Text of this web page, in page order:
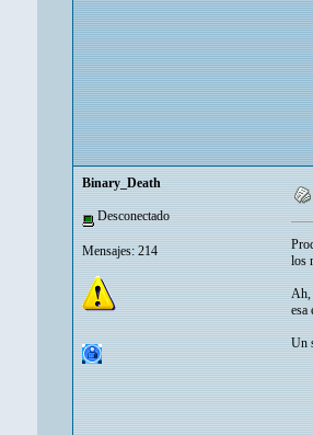
Binary_Death
Desconectado
Mensajes: 214
los
Ah,
esa
Un